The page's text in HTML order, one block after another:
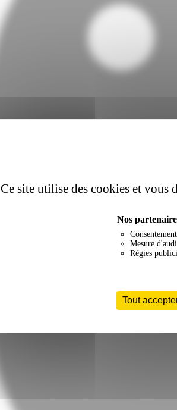
Ce site utilise des cookies et vous
Nos
Mesure
Régies
Tout